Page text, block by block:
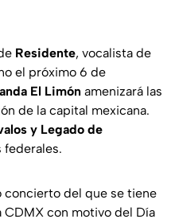
Residente, vocalista de
el próximo 6 de
El Limón amenizará las
de la capital mexicana.
y Legado de
federales.
concierto del que se tiene
CDMX con motivo del Día